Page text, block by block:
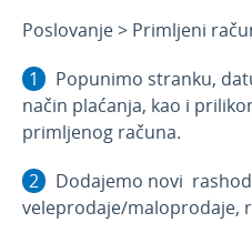
Uvoz podataka sa
Pregledi
Knjiženje
Video
Poslovanje > Primljeni
Popunimo stranku,
način plaćanja, kao i
primljenog računa.
Dodajemo novi
veleprodaje/maloprodaje,